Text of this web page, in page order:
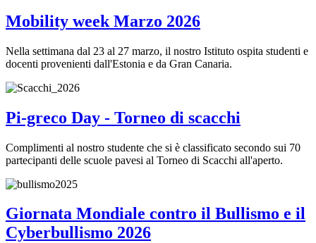
Mobility week Marzo 2026
Nella settimana dal 23 al 27 marzo, il nostro Istituto ospita studenti e
docenti provenienti dall'Estonia e da Gran Canaria.
Pi-greco Day - Torneo di scacchi
Complimenti al nostro studente che si è classificato secondo sui 70
partecipanti delle scuole pavesi al Torneo di Scacchi all'aperto.
Giornata Mondiale contro il Bullismo e il
Cyberbullismo 2026